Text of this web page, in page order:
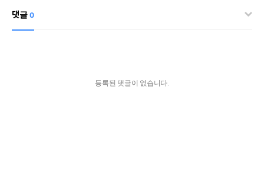
댓글 0
등록된 댓글이 없습니다.